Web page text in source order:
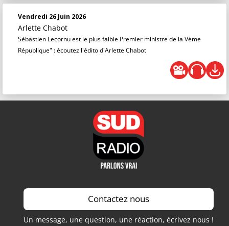
Vendredi 26 Juin 2026
Arlette Chabot
Sébastien Lecornu est le plus faible Premier ministre de la Vème
République" : écoutez l'édito d'Arlette Chabot
Contactez nous
Un message, une question, une réaction, écrivez nous !